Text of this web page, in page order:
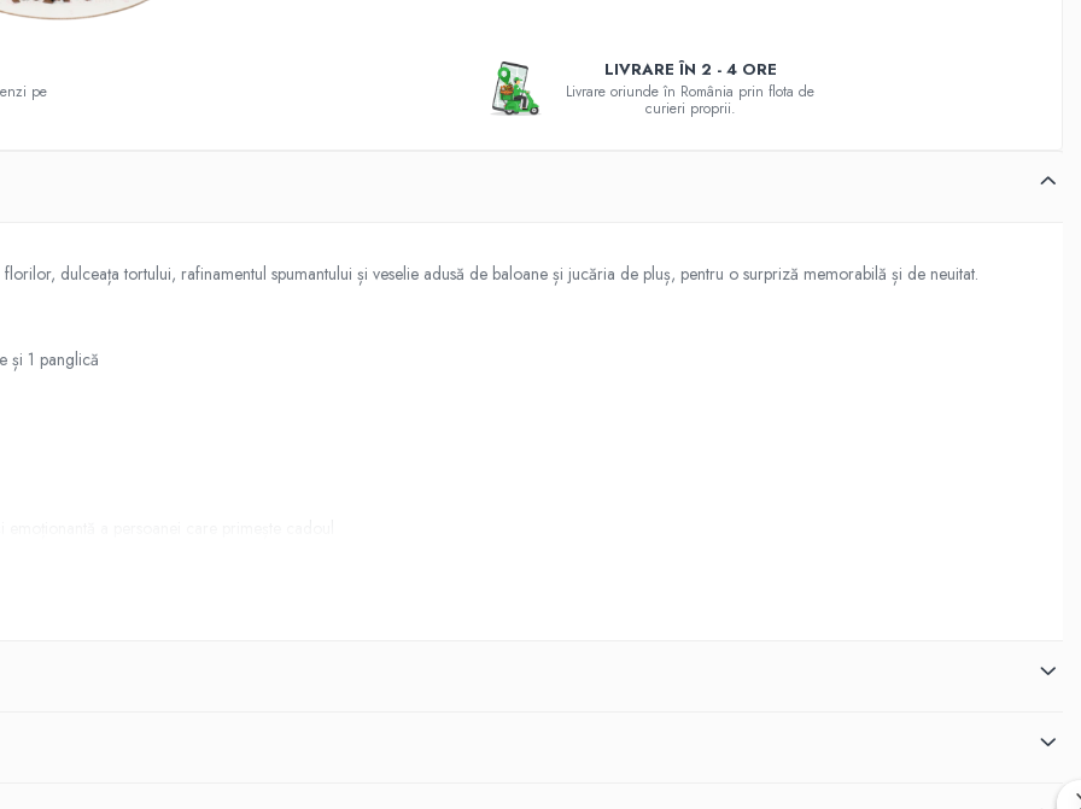
pe
LIVRARE ÎN 2 - 4 ORE
Livrare oriunde în România prin flota de
curieri proprii.
dulceața tortului, rafinamentul spumantului și veselie adusă de baloane și jucăria de pluș, pentru o surpriză memorabilă și de neuitat.
și 1 panglică
și, la cerere, poate adăuga o